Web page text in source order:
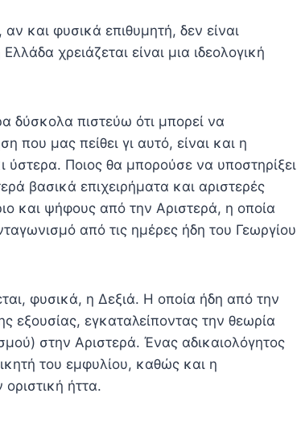
και φυσικά επιθυμητή, δεν είναι
χρειάζεται είναι μια ιδεολογική
δύσκολα πιστεύω ότι μπορεί να
που μας πείθει γι αυτό, είναι και η
ύστερα. Ποιος θα μπορούσε να υποστηρίξει
βασικά επιχειρήματα και αριστερές
και ψήφους από την Αριστερά, η οποία
από τις ημέρες ήδη του Γεωργίου
φυσικά, η Δεξιά. Η οποία ήδη από την
εξουσίας, εγκαταλείποντας την θεωρία
στην Αριστερά. Ένας αδικαιολόγητος
του εμφυλίου, καθώς και η
ήττα.